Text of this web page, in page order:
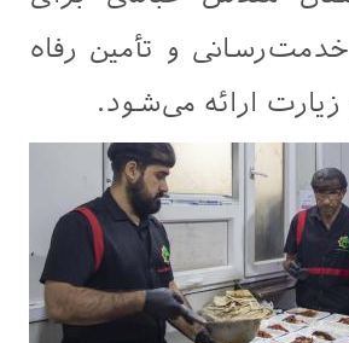
و تأمین رفاه
زیارت ارائه می‌شود.